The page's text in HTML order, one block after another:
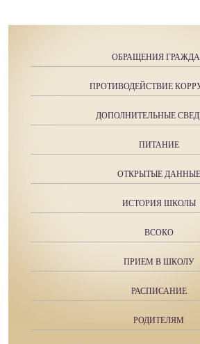
ОБРАЩЕНИЯ
ПРОТИВОДЕЙСТВИЕ
ДОПОЛНИТЕЛЬНЫЕ
ПИТАНИЕ
ОТКРЫТЫЕ ДАННЫЕ
ИСТОРИЯ ШКОЛЫ
ВСОКО
ПРИЕМ В ШКОЛУ
РАСПИСАНИЕ
РОДИТЕЛЯМ